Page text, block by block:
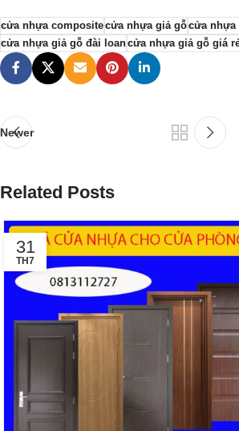
cửa nhựa compositecửa nhựa giả gỗcửa nhựa
cửa nhựa giả gỗ đài loancửa nhựa giả gỗ giá
Newer
Related Posts
31
TH7